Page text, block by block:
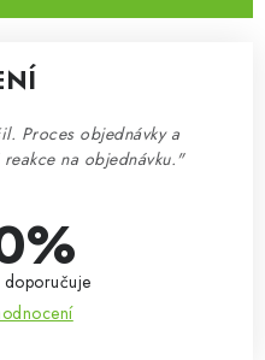
Proces objednávky a
na objednávku."
doporučuje